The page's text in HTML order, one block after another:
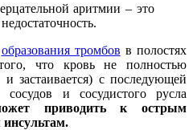
аритмии – это
образования тромбов в полостях
что кровь не полностью
застаивается) с последующей
сосудов и сосудистого русла
приводить к острым